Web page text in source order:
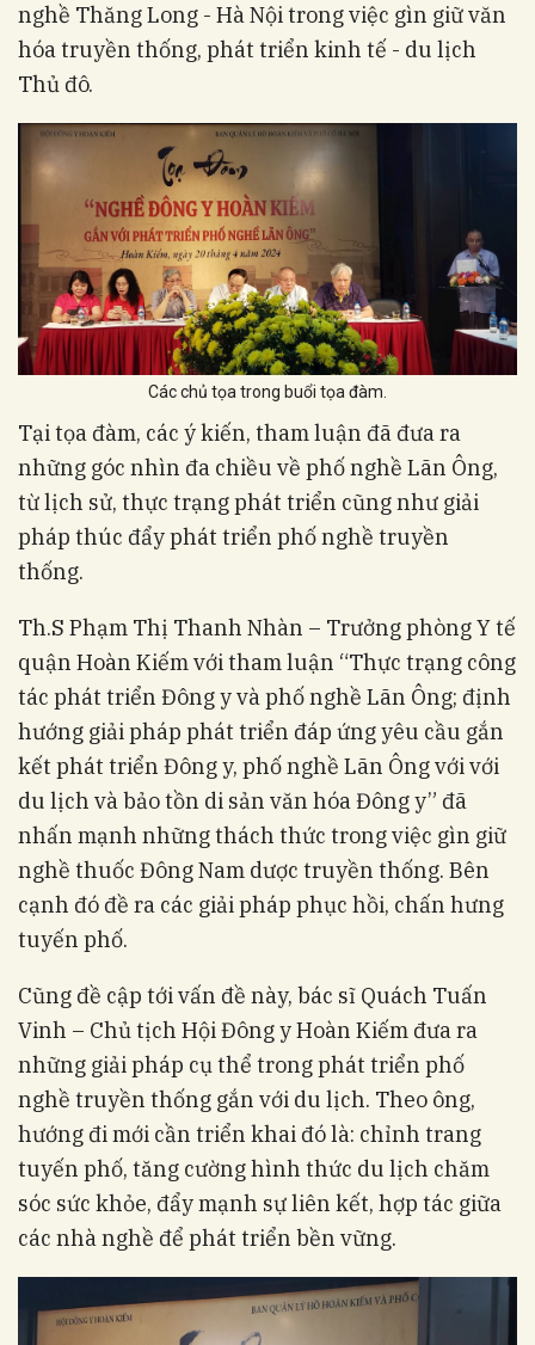
nghề Thăng Long - Hà Nội trong việc gìn giữ văn
hóa truyền thống, phát triển kinh tế - du lịch
Thủ đô.
Các chủ tọa trong buổi tọa đàm.
Tại tọa đàm, các ý kiến, tham luận đã đưa ra
những góc nhìn đa chiều về phố nghề Lãn Ông,
từ lịch sử, thực trạng phát triển cũng như giải
pháp thúc đẩy phát triển phố nghề truyền
thống.
Th.S Phạm Thị Thanh Nhàn – Trưởng phòng Y tế
quận Hoàn Kiếm với tham luận “Thực trạng công
tác phát triển Đông y và phố nghề Lãn Ông; định
hướng giải pháp phát triển đáp ứng yêu cầu gắn
kết phát triển Đông y, phố nghề Lãn Ông với với
du lịch và bảo tồn di sản văn hóa Đông y” đã
nhấn mạnh những thách thức trong việc gìn giữ
nghề thuốc Đông Nam dược truyền thống. Bên
cạnh đó đề ra các giải pháp phục hồi, chấn hưng
tuyến phố.
Cũng đề cập tới vấn đề này, bác sĩ Quách Tuấn
Vinh – Chủ tịch Hội Đông y Hoàn Kiếm đưa ra
những giải pháp cụ thể trong phát triển phố
nghề truyền thống gắn với du lịch. Theo ông,
hướng đi mới cần triển khai đó là: chỉnh trang
tuyến phố, tăng cường hình thức du lịch chăm
sóc sức khỏe, đẩy mạnh sự liên kết, hợp tác giữa
các nhà nghề để phát triển bền vững.